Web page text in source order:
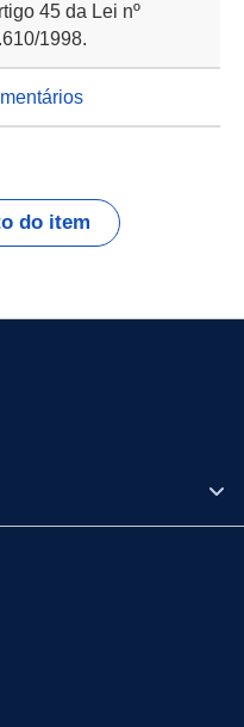
45 da Lei nº
1998.
do item